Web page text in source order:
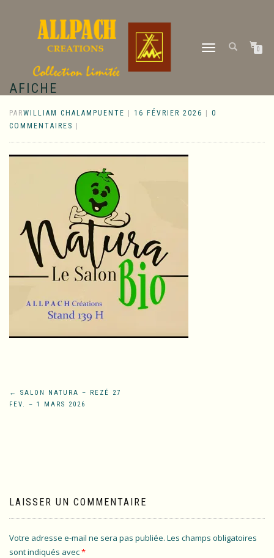
DÉPLIER
0
AFICHE
PARWILLIAM CHALAMPUENTE 16 FÉVRIER 2026
0
COMMENTAIRES
Navigation
←
SALON NATURA – REZÉ 27
FEV. – 1 MARS 2026
LAISSER UN COMMENTAIRE
Votre adresse e-mail ne sera pas publiée. Les champs obligatoires
sont indiqués avec*